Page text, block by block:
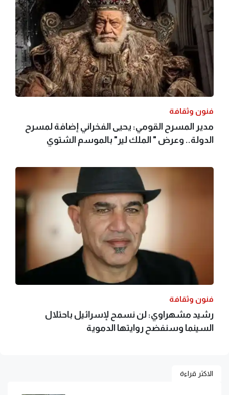
فنون وثقافة
مدير المسرح القومي: يحيى الفخراني إضافة لمسرح
الدولة.. وعرض " الملك لير" بالموسم الشتوي
فنون وثقافة
رشيد مشهراوي: لن نسمح لإسرائيل باحتلال
السينما وسنفضح روايتها الدموية
الاكثر قراءة